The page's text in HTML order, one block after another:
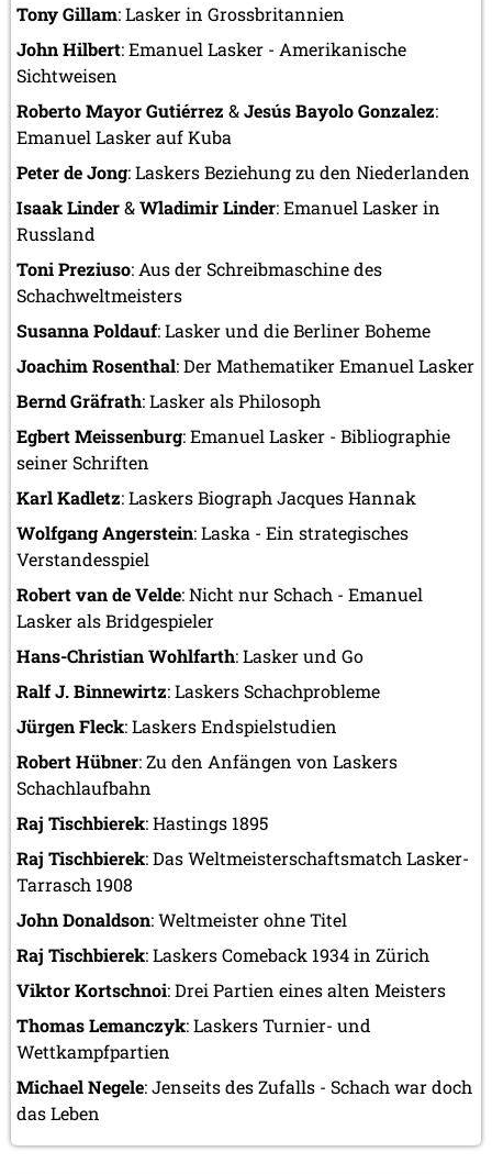
Tony Gillam: Lasker in Grossbritannien
John Hilbert: Emanuel Lasker - Amerikanische
Sichtweisen
Roberto Mayor Gutiérrez &Jesús Bayolo Gonzalez:
Emanuel Lasker auf Kuba
Peter de Jong: Laskers Beziehung zu den Niederlanden
Isaak Linder&Wladimir Linder: Emanuel Lasker in
Russland
Toni Preziuso: Aus der Schreibmaschine des
Schachweltmeisters
Susanna Poldauf: Lasker und die Berliner Boheme
Joachim Rosenthal: Der Mathematiker Emanuel Lasker
Bernd Gräfrath: Lasker als Philosoph
Egbert Meissenburg: Emanuel Lasker - Bibliographie
seiner Schriften
Karl Kadletz: Laskers Biograph Jacques Hannak
Wolfgang Angerstein: Laska - Ein strategisches
Verstandesspiel
Robert van de Velde: Nicht nur Schach - Emanuel
Lasker als Bridgespieler
Hans-Christian Wohlfarth: Lasker und Go
Ralf J. Binnewirtz: Laskers Schachprobleme
Jürgen Fleck: Laskers Endspielstudien
Robert Hübner: Zu den Anfängen von Laskers
Schachlaufbahn
Raj Tischbierek: Hastings 1895
Raj Tischbierek: Das Weltmeisterschaftsmatch Lasker-
Tarrasch 1908
John Donaldson: Weltmeister ohne Titel
Raj Tischbierek: Laskers Comeback 1934 in Zürich
Viktor Kortschnoi: Drei Partien eines alten Meisters
Thomas Lemanczyk: Laskers Turnier- und
Wettkampfpartien
Michael Negele: Jenseits des Zufalls - Schach war doch
das Leben